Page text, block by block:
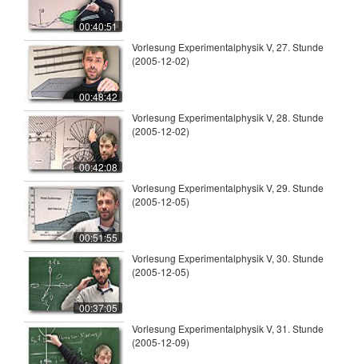
00:40:51
00:48:42
Vorlesung Experimentalphysik V, 27. Stunde
(2005-12-02)
00:42:08
Vorlesung Experimentalphysik V, 28. Stunde
(2005-12-02)
00:51:55
Vorlesung Experimentalphysik V, 29. Stunde
(2005-12-05)
00:37:05
Vorlesung Experimentalphysik V, 30. Stunde
(2005-12-05)
Vorlesung Experimentalphysik V, 31. Stunde
(2005-12-09)